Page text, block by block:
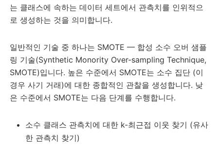
는 클래스에 속하는 데이터 세트에서 관측치를 인위적으
로 생성하는 것을 의미합니다.
일반적인 기술 중 하나는 SMOTE — 합성 소수 오버 샘플
링 기술(Synthetic Monority Over-sampling Technique,
SMOTE)입니다. 높은 수준에서 SMOTE는 소수 집단 (이
경우 사기 거래)에 대한 종합적인 관찰을 생성합니다. 낮
은 수준에서 SMOTE는 다음 단계를 수행합니다.
소수 클래스 관측치에 대한 k-최근접 이웃 찾기 (유사
한 관측치 찾기)